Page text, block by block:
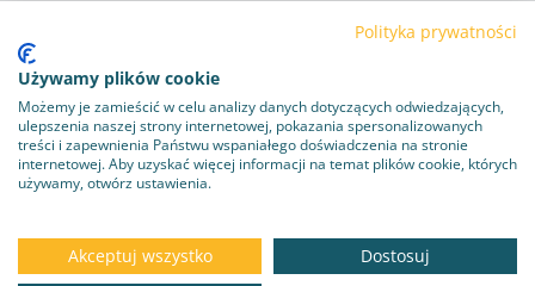
Polityka plików cookie
Obowiązek informacyjny RODO
Program lojalnościowy
Kontakt
Polityka prywatności
Używamy plików cookie
Możemy je zamieścić w celu analizy danych dotyczących odwiedzających,
ulepszenia naszej strony internetowej, pokazania spersonalizowanych
treści i zapewnienia Państwu wspaniałego doświadczenia na stronie
internetowej. Aby uzyskać więcej informacji na temat plików cookie, których
używamy, otwórz ustawienia.
Akceptuj wszystko Dostosuj